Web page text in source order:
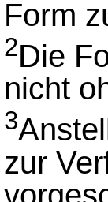
Form
2Die
nicht
3
zur